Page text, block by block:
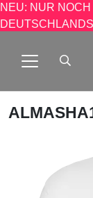
NEU: NUR